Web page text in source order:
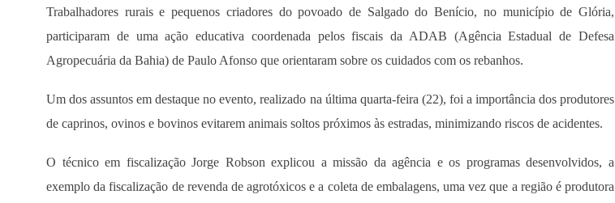
Trabalhadores rurais e pequenos criadores do povoado de Salgado do Benício, no município de Glória,
participaram de uma ação educativa coordenada pelos fiscais da ADAB (Agência Estadual de Defesa
Agropecuária da Bahia) de Paulo Afonso que orientaram sobre os cuidados com os rebanhos.
Um dos assuntos em destaque no evento, realizado na última quarta-feira (22), foi a importância dos produtores
de caprinos, ovinos e bovinos evitarem animais soltos próximos às estradas, minimizando riscos de acidentes.
O técnico em fiscalização Jorge Robson explicou a missão da agência e os programas desenvolvidos, a
exemplo da fiscalização de revenda de agrotóxicos e a coleta de embalagens, uma vez que a região é produtora